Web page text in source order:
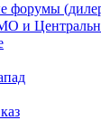
форумы
и